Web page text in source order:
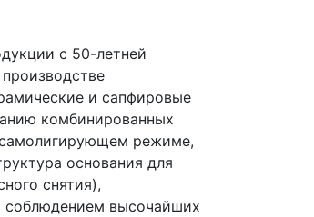
с 50-летней
и сапфировые
комбинированных
самолигирующем режиме,
основания для
снятия),
соблюдением высочайших